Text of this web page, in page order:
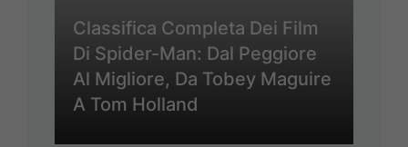
Classifica Completa Dei Film
Di Spider-Man: Dal Peggiore
Al Migliore, Da Tobey Maguire
A Tom Holland